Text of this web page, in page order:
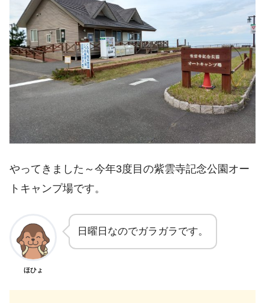
やってきました～今年3度目の紫雲寺記念公園オー
トキャンプ場です。
ほひょ
日曜日なのでガラガラです。